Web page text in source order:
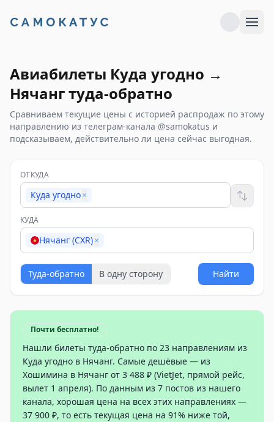
Авиабилеты Куда угодно →
Нячангтуда-обратно
Сравниваем текущие цены с историей распродаж по этому
направлению из телеграм-канала @samokatus и
подсказываем, действительно ли цена сейчас выгодная.
ОТКУДА
Куда угодно×
КУДА
Нячанг (CXR)×
Туда-обратно В одну сторону Найти
Почти бесплатно!
Нашли билеты туда-обратно по 23 направлениям из
Куда угодно в Нячанг. Самые дешёвые — из
Хошимина в Нячанг от 3 488 ₽ (VietJet, прямой рейс,
вылет 1 апреля). По данным из 7 постов из нашего
канала, хорошая цена на всех этих направлениях —
37 900 ₽, то есть текущая цена на 91% ниже той,